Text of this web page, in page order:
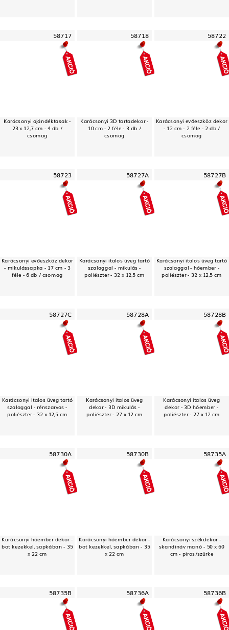
58717
Karácsonyi ajándéktasak -
23 x 12,7 cm - 4 db /
csomag
58718
Karácsonyi 3D tortadekor -
10 cm - 2 féle - 3 db /
csomag
58722
Karácsonyi evőeszköz dekor
- 12 cm - 2 féle - 2 db /
csomag
58723
Karácsonyi evőeszköz dekor
- mikulássapka - 17 cm - 3
féle - 6 db / csomag
58727A
Karácsonyi italos üveg tartó
szalaggal - mikulás -
poliészter - 32 x 12,5 cm
58727B
Karácsonyi italos üveg tartó
szalaggal - hóember -
poliészter - 32 x 12,5 cm
58727C
Karácsonyi italos üveg tartó
szalaggal - rénszarvas -
poliészter - 32 x 12,5 cm
58728A
Karácsonyi italos üveg
dekor - 3D mikulás -
poliészter - 27 x 12 cm
58728B
Karácsonyi italos üveg
dekor - 3D hóember -
poliészter - 27 x 12 cm
58730A
Karácsonyi hóember dekor -
bot kezekkel, sapkában - 35
x 22 cm
58730B
Karácsonyi hóember dekor -
bot kezekkel, sapkában - 35
x 22 cm
58735A
Karácsonyi székdekor -
skandináv manó - 50 x 60
cm - piros/szürke
58735B 58736A 58736B